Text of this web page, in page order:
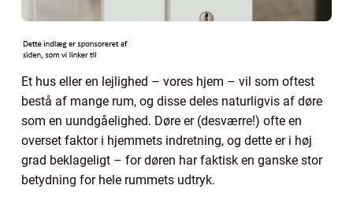
Et hus eller en lejlighed – vores hjem – vil som oftest
bestå af mange rum, og disse deles naturligvis af døre
som en uundgåelighed. Døre er (desværre!) ofte en
overset faktor i hjemmets indretning, og dette er i høj
grad beklageligt – for døren har faktisk en ganske stor
betydning for hele rummets udtryk.